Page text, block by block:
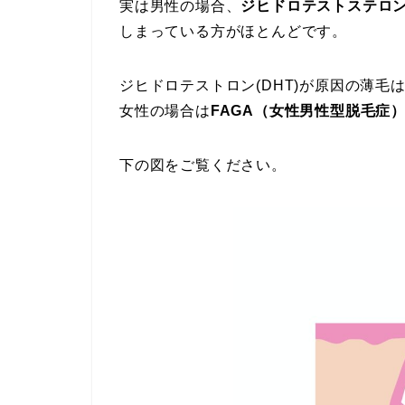
実は男性の場合、 ジヒドロテストステロ
しまっている方がほとんどです。
ジヒドロテストロン(DHT)が原因の薄毛
女性の場合は FAGA（女性男性型脱毛症
下の図をご覧ください。